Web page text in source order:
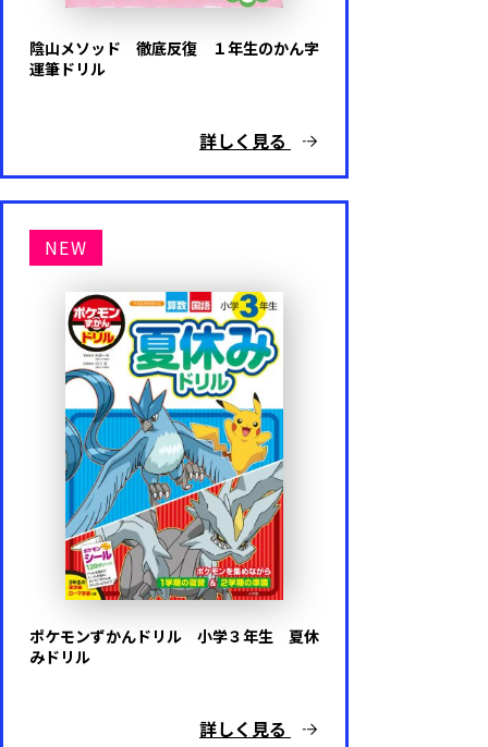
基礎レベル
ドラえもん
ポケットモンスター
アンパンマン
パウ・パトロール
きかんしゃトーマス
おさるのジョージ
その他キャラクター・ゲーム
陰山メソッド 徹底反復 １年生のかん字
運筆ドリル
詳しく見る
NEW
ポケモンずかんドリル 小学３年生 夏休
みドリル
詳しく見る